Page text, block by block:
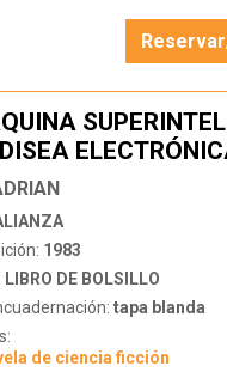
1983
LIBRO DE BOLSILLO
tapa blanda
de ciencia ficción